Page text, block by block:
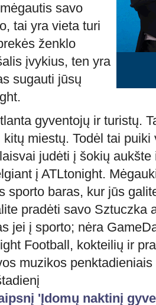
savo
tai yra vieta turi
ženklo
įvykius, ten yra
sugauti jūsų
gyventojų ir turistų.
miestų. Todėl tai
judėti į šokių aukšte
į ATLtonight.
sporto baras, kur jūs
pradėti savo Sztuczka
jei į sporto; nėra
Football, kokteilių ir
muzikos
'Įdomų naktinį